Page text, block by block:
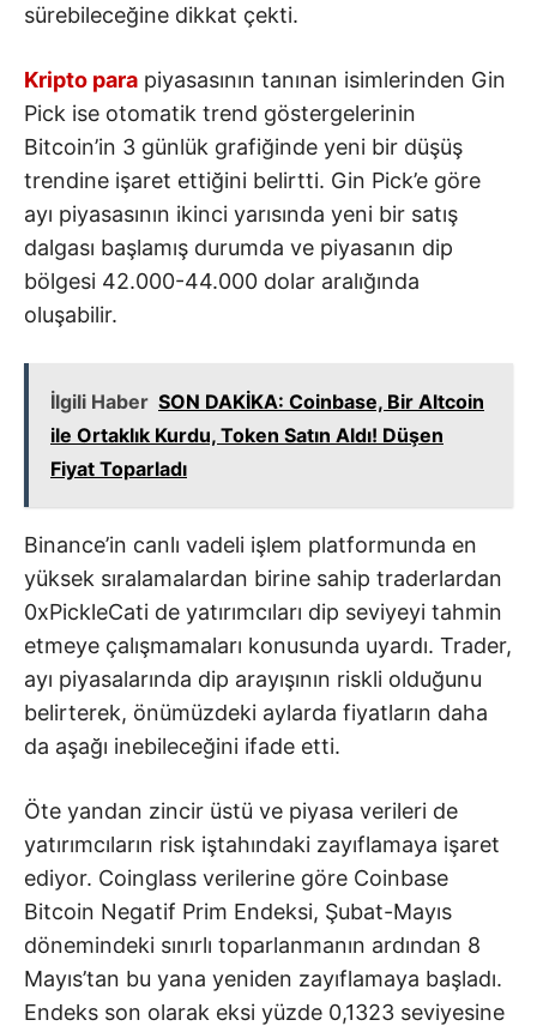
sürebileceğine dikkat çekti.
Kripto para piyasasının tanınan isimlerinden Gin
Pick ise otomatik trend göstergelerinin
Bitcoin’in 3 günlük grafiğinde yeni bir düşüş
trendine işaret ettiğini belirtti. Gin Pick’e göre
ayı piyasasının ikinci yarısında yeni bir satış
dalgası başlamış durumda ve piyasanın dip
bölgesi 42.000-44.000 dolar aralığında
oluşabilir.
İlgili Haber SON DAKİKA: Coinbase, Bir Altcoin
ile Ortaklık Kurdu, Token Satın Aldı! Düşen
Fiyat Toparladı
Binance’in canlı vadeli işlem platformunda en
yüksek sıralamalardan birine sahip traderlardan
0xPickleCati de yatırımcıları dip seviyeyi tahmin
etmeye çalışmamaları konusunda uyardı. Trader,
ayı piyasalarında dip arayışının riskli olduğunu
belirterek, önümüzdeki aylarda fiyatların daha
da aşağı inebileceğini ifade etti.
Öte yandan zincir üstü ve piyasa verileri de
yatırımcıların risk iştahındaki zayıflamaya işaret
ediyor. Coinglass verilerine göre Coinbase
Bitcoin Negatif Prim Endeksi, Şubat-Mayıs
dönemindeki sınırlı toparlanmanın ardından 8
Mayıs’tan bu yana yeniden zayıflamaya başladı.
Endeks son olarak eksi yüzde 0,1323 seviyesine